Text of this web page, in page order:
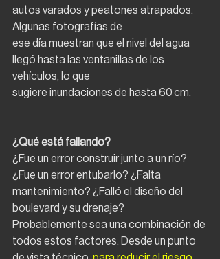
autos varados y peatones atrapados.
Algunas fotografías de
ese día muestran que el nivel del agua
llegó hasta las ventanillas de los
vehículos, lo que
sugiere inundaciones de hasta 60 cm.
¿Qué está fallando?
¿Fue un error construir junto a un río?
¿Fue un error entubarlo? ¿Falta
mantenimiento? ¿Falló el diseño del
boulevard y su drenaje?
Probablemente sea una combinación de
todos estos factores. Desde un punto